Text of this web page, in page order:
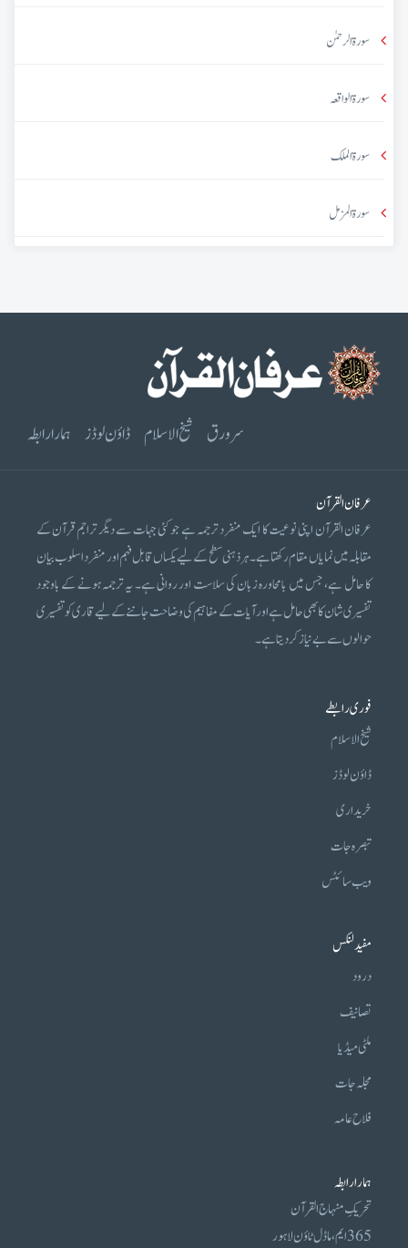
سورۃ الرحمٰن
سورۃ الواقعہ
سورۃ الملک
سورۃ المزمل
سرورق شیخ الاسلام ڈاؤن لوڈز ہمارا رابطہ
عرفان القرآن
عرفان القرآن اپنی نوعیت کا ایک منفرد ترجمہ ہے جو کئی جہات سے دیگر تراجم قرآن کے
مقابلہ میں نمایاں مقام رکھتا ہے۔ ہر ذہنی سطح کے لیے یکساں قابل فہم اور منفرد اسلوب بیان
کا حامل ہے، جس میں بامحاورہ زبان کی سلاست اور روانی ہے۔ یہ ترجمہ ہونے کے باوجود
تفسیری شان کا بھی حامل ہے اور آیات کے مفاہیم کی وضاحت جاننے کے لیے قاری کو تفسیری
حوالوں سے بے نیاز کر دیتا ہے۔
فوری رابطے
شیخ الاسلام
ڈاؤن لوڈز
خریداری
تبصرہ جات
ویب سائٹس
مفید لنکس
درود
تصانیف
ملٹی میڈیا
مجلہ جات
فلاح عامہ
ہمارا رابطہ
تحریکِ منہاج القرآن
365 ایم، ماڈل ٹاؤن لاہور